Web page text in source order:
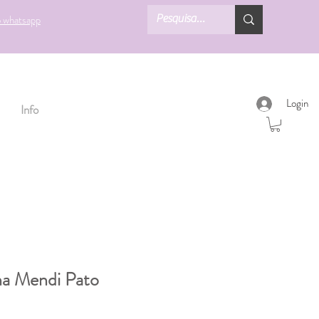
Login
Info
Mendi Pato